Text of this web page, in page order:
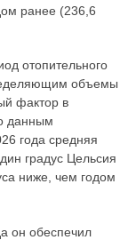
ранее (236,6
отопительного
объемы
фактор в
данным
года средняя
градус Цельсия
ниже, чем годом
он обеспечил